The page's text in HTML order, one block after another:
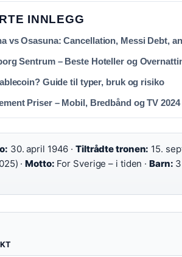
INNLEGG
vs Osasuna: Cancellation, Messi Debt,
Sentrum – Beste Hoteller og
Guide til typer, bruk og risiko
Priser – Mobil, Bredbånd og TV 2024
30. april 1946 ·Tiltrådte tronen: 15.
·Motto: For Sverige – i tiden ·Barn: